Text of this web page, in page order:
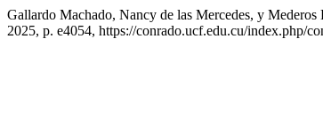
Gallardo Machado, Nancy de las Mercedes, y
2025, p. e4054, https://conrado.ucf.edu.cu/index.php/